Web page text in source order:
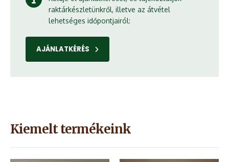
raktárkészletünkről, illetve az átvétel
lehetséges időpontjairól:
AJÁNLATKÉRÉS
Kiemelt termékeink